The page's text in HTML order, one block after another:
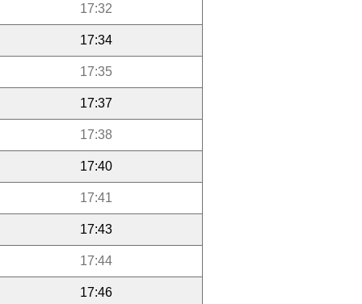
17:32
17:34
17:35
17:37
17:38
17:40
17:41
17:43
17:44
17:46